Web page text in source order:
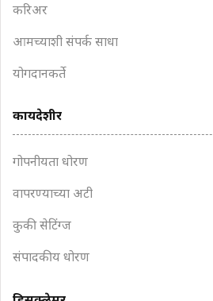
करिअर
आमच्याशी संपर्क साधा
योगदानकर्ते
कायदेशीर
गोपनीयता धोरण
वापरण्याच्या अटी
कुकी सेटिंग्ज
संपादकीय धोरण